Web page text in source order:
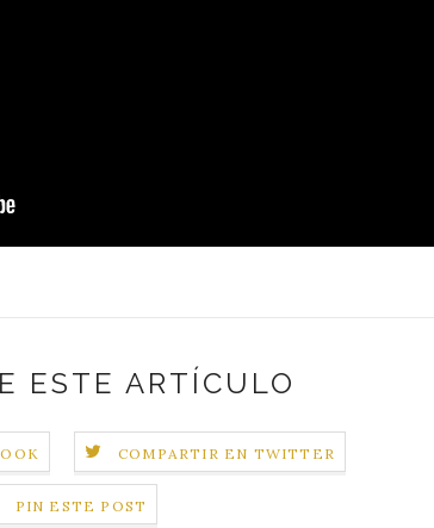
ESTE ARTÍCULO
COMPARTIR EN TWITTER
PIN ESTE POST